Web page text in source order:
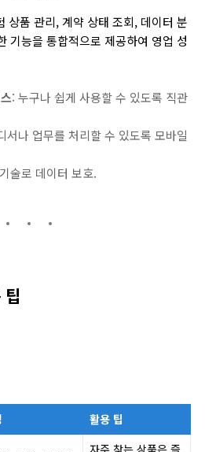
상품 관리, 계약 상태 조회, 데이터 분
기능을 통합적으로 제공하여 영업 성
: 누구나 쉽게 사용할 수 있도록 직관
서나 업무를 처리할 수 있도록 모바일
술로 데이터 보호.
활용 팁
자주 찾는 상품은 즐